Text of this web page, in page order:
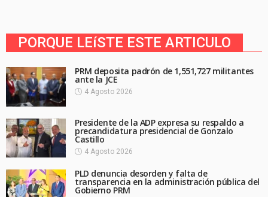
PORQUE LEíSTE ESTE ARTICULO
PRM deposita padrón de 1,551,727 militantes
ante la JCE
4 Agosto 2026
Presidente de la ADP expresa su respaldo a
precandidatura presidencial de Gonzalo
Castillo
4 Agosto 2026
PLD denuncia desorden y falta de
transparencia en la administración pública del
Gobierno PRM